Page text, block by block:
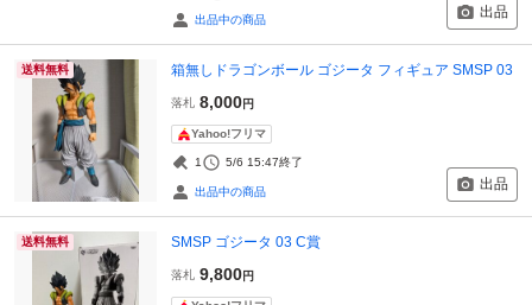
出品中の商品 出品
送料無料 箱無しドラゴンボール ゴジータ フィギュア SMSP 03
落札 8,000円
Yahoo!フリマ
1 5/6 15:47終了
出品中の商品 出品
送料無料 SMSP ゴジータ 03 C賞
落札 9,800円